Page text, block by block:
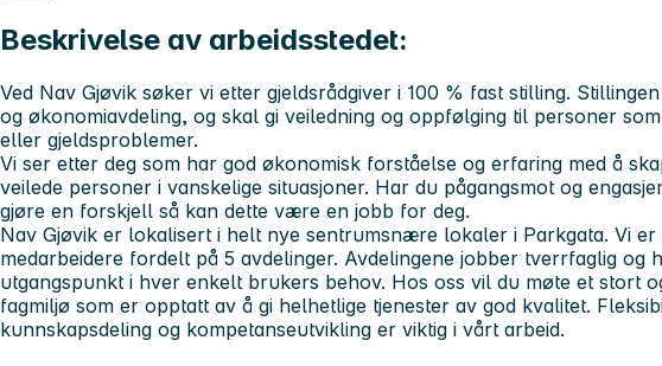
Beskrivelse av arbeidsstedet:
Ved Nav Gjøvik søker vi etter gjeldsrådgiver i 100 % fast stilling.
og økonomiavdeling, og skal gi veiledning og oppfølging til personer
eller gjeldsproblemer.
Vi ser etter deg som har god økonomisk forståelse og erfaring med å
veilede personer i vanskelige situasjoner. Har du pågangsmot og
gjøre en forskjell så kan dette være en jobb for deg.
Nav Gjøvik er lokalisert i helt nye sentrumsnære lokaler i Parkgata. Vi er
medarbeidere fordelt på 5 avdelinger. Avdelingene jobber tverrfaglig og
utgangspunkt i hver enkelt brukers behov. Hos oss vil du møte et stort
fagmiljø som er opptatt av å gi helhetlige tjenester av god kvalitet.
kunnskapsdeling og kompetanseutvikling er viktig i vårt arbeid.